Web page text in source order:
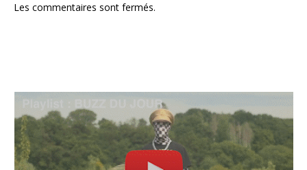
Les commentaires sont fermés.